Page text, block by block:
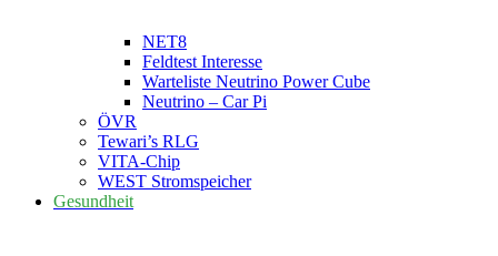
NET8
Feldtest Interesse
Warteliste Neutrino Power Cube
Neutrino – Car Pi
ÖVR
Tewari’s RLG
VITA-Chip
WEST Stromspeicher
Gesundheit